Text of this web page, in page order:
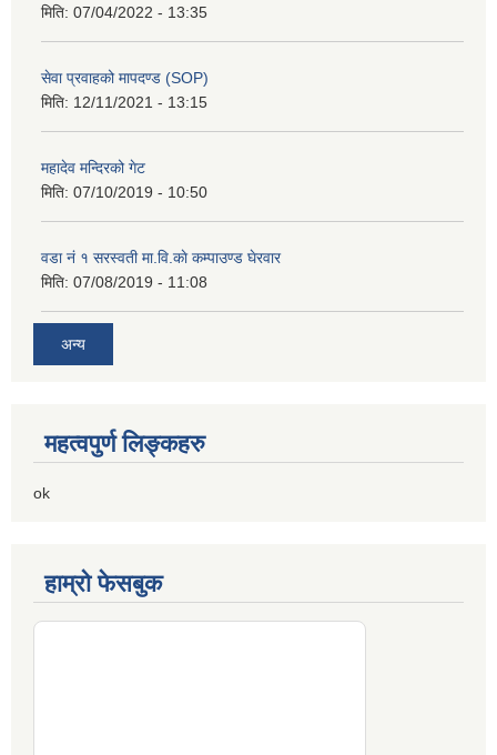
मिति: 07/04/2022 - 13:35
सेवा प्रवाहको मापदण्ड (SOP)
मिति: 12/11/2021 - 13:15
महादेव मन्दिरको गेट
मिति: 07/10/2019 - 10:50
वडा नं १ सरस्वती मा.वि.काे कम्पाउण्ड घेरवार
मिति: 07/08/2019 - 11:08
अन्य
महत्वपुर्ण लिङ्कहरु
ok
हाम्रो फेसबुक